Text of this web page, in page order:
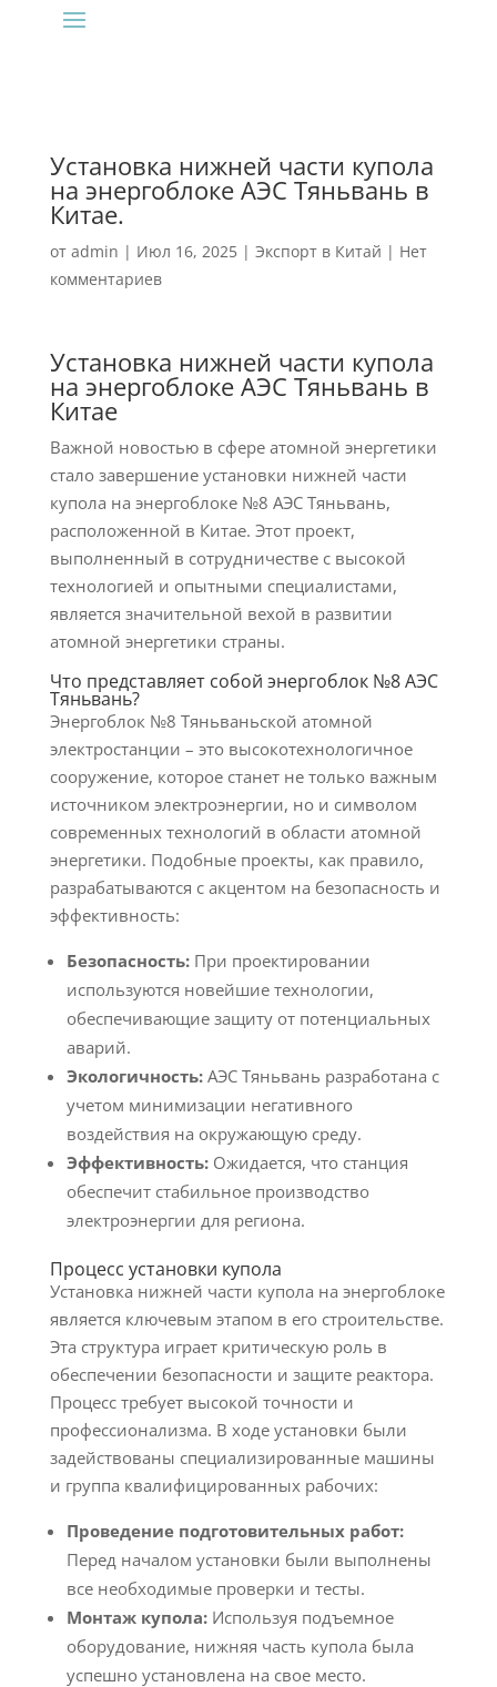
Установка нижней части купола
на энергоблоке АЭС Тяньвань в
Китае.
от admin | Июл 16, 2025| Экспорт в Китай | Нет
комментариев
Установка нижней части купола
на энергоблоке АЭС Тяньвань в
Китае
Важной новостью в сфере атомной энергетики
стало завершение установки нижней части
купола на энергоблоке №8 АЭС Тяньвань,
расположенной в Китае. Этот проект,
выполненный в сотрудничестве с высокой
технологией и опытными специалистами,
является значительной вехой в развитии
атомной энергетики страны.
Что представляет собой энергоблок №8 АЭС
Тяньвань?
Энергоблок №8 Тяньваньской атомной
электростанции – это высокотехнологичное
сооружение, которое станет не только важным
источником электроэнергии, но и символом
современных технологий в области атомной
энергетики. Подобные проекты, как правило,
разрабатываются с акцентом на безопасность и
эффективность:
Безопасность:При проектировании
используются новейшие технологии,
обеспечивающие защиту от потенциальных
аварий.
Экологичность:АЭС Тяньвань разработана с
учетом минимизации негативного
воздействия на окружающую среду.
Эффективность:Ожидается, что станция
обеспечит стабильное производство
электроэнергии для региона.
Процесс установки купола
Установка нижней части купола на энергоблоке
является ключевым этапом в его строительстве.
Эта структура играет критическую роль в
обеспечении безопасности и защите реактора.
Процесс требует высокой точности и
профессионализма. В ходе установки были
задействованы специализированные машины
и группа квалифицированных рабочих:
Проведение подготовительных работ:
Перед началом установки были выполнены
все необходимые проверки и тесты.
Монтаж купола:Используя подъемное
оборудование, нижняя часть купола была
успешно установлена на свое место.